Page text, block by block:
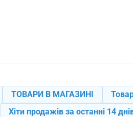
ТОВАРИ В МАГАЗИНІ
Хіти продажів за останні 14